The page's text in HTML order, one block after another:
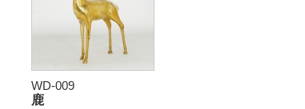
WD-009
鹿